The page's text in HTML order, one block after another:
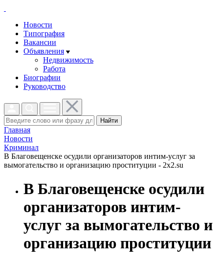
Новости
Типография
Вакансии
Объявления
Недвижимость
Работа
Биографии
Руководство
Найти
Главная
Новости
Криминал
В Благовещенске осудили организаторов интим-услуг за
вымогательство и организацию проституции - 2x2.su
В Благовещенске осудили
организаторов интим-
услуг за вымогательство и
организацию проституции